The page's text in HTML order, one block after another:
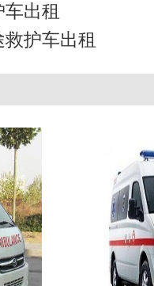
出租
护车出租